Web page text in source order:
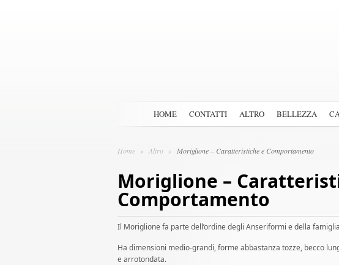
HOME CONTATTI ALTRO BELLEZZA
Home » Altro » Moriglione – Caratteristiche e Comportamento
Moriglione –
Comportamento
Il Moriglione fa parte dell’ordine degli Anseriformi e della
Ha dimensioni medio-grandi, forme abbastanza tozze, becco
e arrotondata.